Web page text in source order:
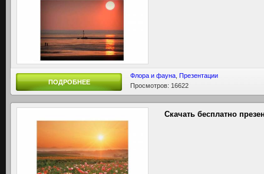
ПОДРОБНЕЕ
Флора и фауна Презентации
Просмотров: 16622
Скачать бесплатно